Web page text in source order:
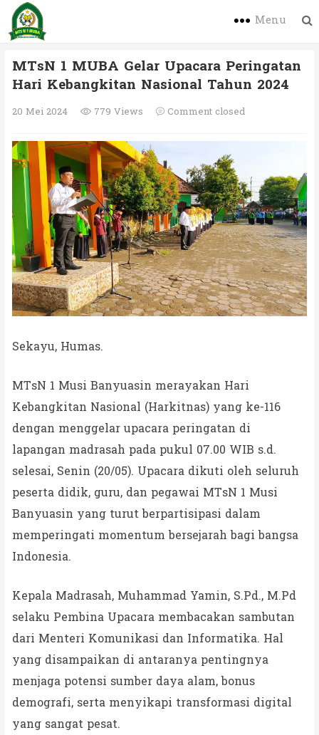
Menu
MTsN 1 MUBA Gelar Upacara Peringatan
Hari Kebangkitan Nasional Tahun 2024
20 Mei 2024 779 Views Comment closed
Sekayu, Humas.
MTsN 1 Musi Banyuasin merayakan Hari
Kebangkitan Nasional (Harkitnas) yang ke-116
dengan menggelar upacara peringatan di
lapangan madrasah pada pukul 07.00 WIB s.d.
selesai, Senin (20/05). Upacara dikuti oleh seluruh
peserta didik, guru, dan pegawai MTsN 1 Musi
Banyuasin yang turut berpartisipasi dalam
memperingati momentum bersejarah bagi bangsa
Indonesia.
Kepala Madrasah, Muhammad Yamin, S.Pd., M.Pd
selaku Pembina Upacara membacakan sambutan
dari Menteri Komunikasi dan Informatika. Hal
yang disampaikan di antaranya pentingnya
menjaga potensi sumber daya alam, bonus
demografi, serta menyikapi transformasi digital
yang sangat pesat.